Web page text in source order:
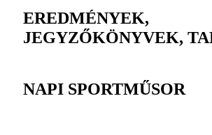
EREDMÉNYEK,
JEGYZŐKÖNYVEK,
NAPI SPORTMŰSOR